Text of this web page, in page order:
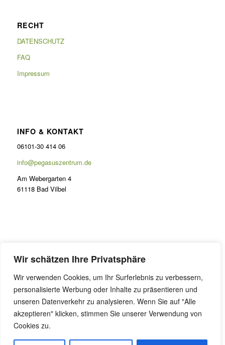
Wir schätzen Ihre Privatsphäre
Wir verwenden Cookies, um Ihr Surferlebnis zu verbessern,
personalisierte Werbung oder Inhalte zu präsentieren und
unseren Datenverkehr zu analysieren. Wenn Sie auf "Alle
akzeptieren" klicken, stimmen Sie unserer Verwendung von
Cookies zu.
RECHT
DATENSCHUTZ
FAQ
Impressum
INFO & KONTAKT
06101-30 414 06
info@pegasuszentrum.de
Am Webergarten 4
61118 Bad Vilbel
Lernen im Odenwald
FAQ Präsenzunterricht
Online Coaching